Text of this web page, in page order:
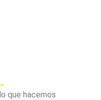
que hacemos